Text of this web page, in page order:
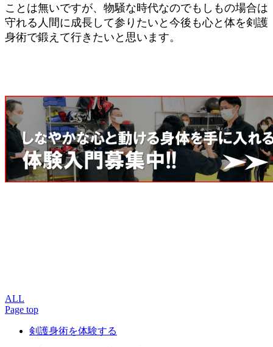
ことは無いですが、物騒な時代なのでもしもの場合は
守れる人間に成長して参りたいと今後も心と体を剣護
身術で鍛えて行きたいと思います。
ALL
Page top
剣護身術を体験する